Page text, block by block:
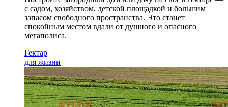
с садом, хозяйством, детской площадкой и большим
запасом свободного пространства. Это станет
спокойным местом вдали от душного и опасного
мегаполиса.
Гектар
для жизни